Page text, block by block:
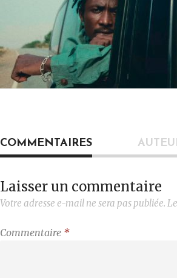
COMMENTAIRES
Laisser un commentaire
Votre adresse e-mail ne sera pas publiée.
Commentaire *